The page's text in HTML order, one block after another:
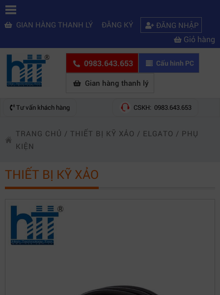
GIAN HÀNG THANH LÝ ĐĂNG KÝ ĐĂNG NHẬP
Giỏ hàng
0983.643.653 Cấu hình PC
Gian hàng thanh lý
Tư vấn khách hàng CSKH: 0983.643.653
TRANG CHỦ / THIẾT BỊ KỸ XẢO / ELGATO / PHỤ
KIỆN
THIẾT BỊ KỸ XẢO